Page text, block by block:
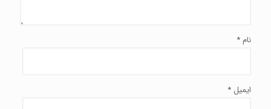
نام *
ایمیل *